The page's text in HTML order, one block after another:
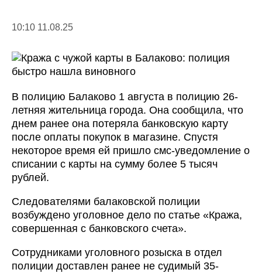
10:10 11.08.25
В полицию Балаково 1 августа в полицию 26-
летняя жительница города. Она сообщила, что
днем ранее она потеряла банковскую карту
после оплаты покупок в магазине. Спустя
некоторое время ей пришло смс-уведомление о
списании с карты на сумму более 5 тысяч
рублей.
Следователями балаковской полиции
возбуждено уголовное дело по статье «Кража,
совершенная с банковского счета».
Сотрудниками уголовного розыска в отдел
полиции доставлен ранее не судимый 35-